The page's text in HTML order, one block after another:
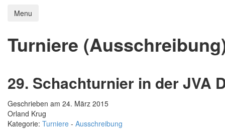
Menu
Turniere
29. Schachturnier in der JVA
Geschrieben am 24. März 2015
Orland Krug
Kategorie: Turniere - Ausschreibung